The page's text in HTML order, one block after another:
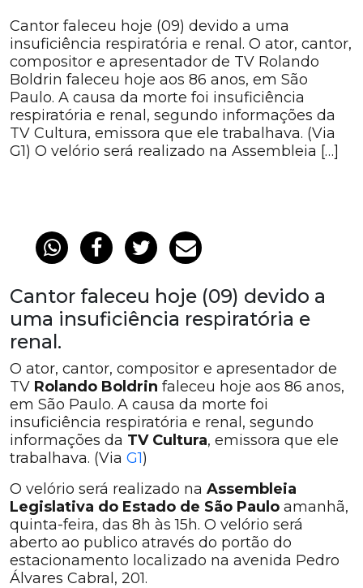
Cantor faleceu hoje (09) devido a uma
insuficiência respiratória e renal. O ator, cantor,
compositor e apresentador de TV Rolando
Boldrin faleceu hoje aos 86 anos, em São
Paulo. A causa da morte foi insuficiência
respiratória e renal, segundo informações da
TV Cultura, emissora que ele trabalhava. (Via
G1) O velório será realizado na Assembleia […]
Cantor faleceu hoje (09) devido a
uma insuficiência respiratória e
renal.
O ator, cantor, compositor e apresentador de
TV Rolando Boldrin faleceu hoje aos 86 anos,
em São Paulo. A causa da morte foi
insuficiência respiratória e renal, segundo
informações da TV Cultura, emissora que ele
trabalhava. (Via G1)
O velório será realizado na Assembleia
Legislativa do Estado de São Paulo amanhã,
quinta-feira, das 8h às 15h. O velório será
aberto ao publico através do portão do
estacionamento localizado na avenida Pedro
Álvares Cabral, 201.